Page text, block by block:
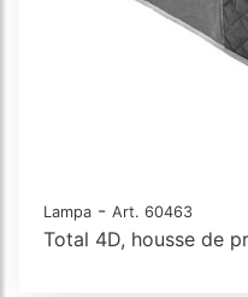
Lampa - Art. 60463
Total 4D, housse de